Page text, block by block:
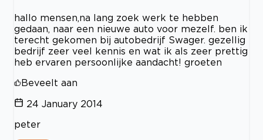
hallo mensen,na lang zoek werk te hebben
gedaan, naar een nieuwe auto voor mezelf. ben ik
terecht gekomen bij autobedrijf Swager. gezellig
bedrijf zeer veel kennis en wat ik als zeer prettig
heb ervaren persoonlijke aandacht! groeten
Beveelt aan
24 January 2014
peter